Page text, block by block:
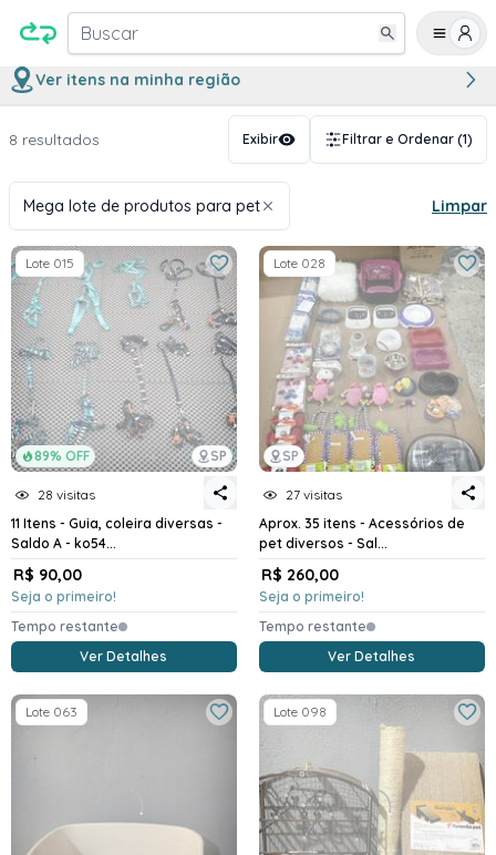
Buscar
Ver itens na minha região
8 resultados Exibir Filtrar e Ordenar (1)
Mega lote de produtos para pet Limpar
89% OFF SP
Lote 015
28 visitas
11 Itens - Guia, coleira diversas -
Saldo A - ko54...
R$ 90,00
Seja o primeiro!
Tempo restante
Ver Detalhes
SP
Lote 028
27 visitas
Aprox. 35 itens - Acessórios de
pet diversos - Sal...
R$ 260,00
Seja o primeiro!
Tempo restante
Ver Detalhes
Lote 063 Lote 098